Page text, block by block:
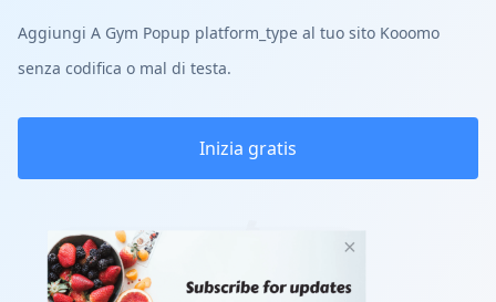
Aggiungi A Gym Popup platform_type al tuo sito Kooomo
senza codifica o mal di testa.
Inizia gratis